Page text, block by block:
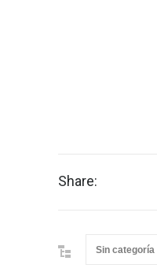
Share:
Sin categoría